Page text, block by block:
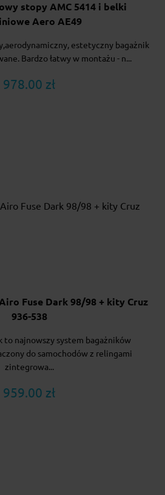
stopy AMC 5414 i belki
Aero AE49
estetyczny bagażnik
Bardzo łatwy w montażu - n...
978.00 zł
Fuse Dark 98/98 + kity Cruz
936-538
to najnowszy system bagażników
do samochodów z relingami
zintegrowa...
959.00 zł